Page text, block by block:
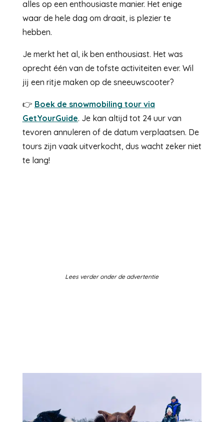
alles op een enthousiaste manier. Het enige
waar de hele dag om draait, is plezier te
hebben.
Je merkt het al, ik ben enthousiast. Het was
oprecht één van de tofste activiteiten ever. Wil
jij een ritje maken op de sneeuwscooter?
👉 Boek de snowmobiling tour via
GetYourGuide. Je kan altijd tot 24 uur van
tevoren annuleren of de datum verplaatsen. De
tours zijn vaak uitverkocht, dus wacht zeker niet
te lang!
Lees verder onder de advertentie